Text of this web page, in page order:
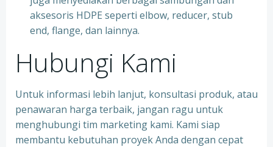
aksesoris HDPE seperti elbow, reducer, stub
end, flange, dan lainnya.
Hubungi Kami
Untuk informasi lebih lanjut, konsultasi produk, atau
penawaran harga terbaik, jangan ragu untuk
menghubungi tim marketing kami. Kami siap
membantu kebutuhan proyek Anda dengan cepat